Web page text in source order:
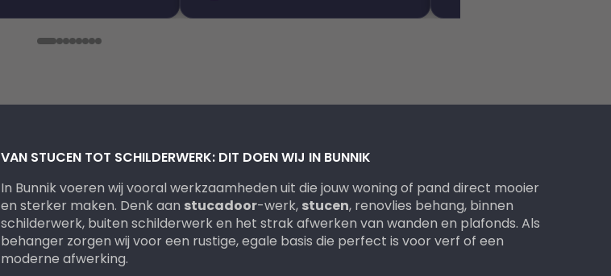
VAN STUCEN TOT SCHILDERWERK: DIT DOEN WIJ IN BUNNIK
In Bunnik voeren wij vooral werkzaamheden uit die jouw woning of pand direct mooier
en sterker maken. Denk aan stucadoor-werk, stucen, renovlies behang, binnen
schilderwerk, buiten schilderwerk en het strak afwerken van wanden en plafonds. Als
behanger zorgen wij voor een rustige, egale basis die perfect is voor verf of een
moderne afwerking.